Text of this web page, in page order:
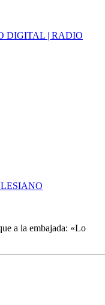
DIGITAL | RADIO
a la embajada: «Lo